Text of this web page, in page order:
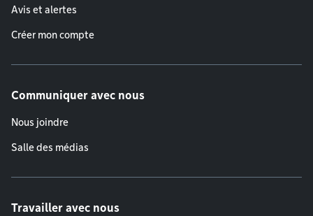
Avis et alertes
Créer mon compte
Communiquer avec nous
Nous joindre
Salle des médias
Travailler avec nous